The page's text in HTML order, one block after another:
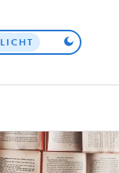
Top
LICHT